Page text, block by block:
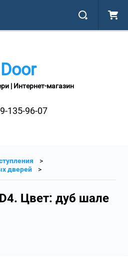
| Интернет-магазин
135-96-07
дверей
Цвет: дуб шале